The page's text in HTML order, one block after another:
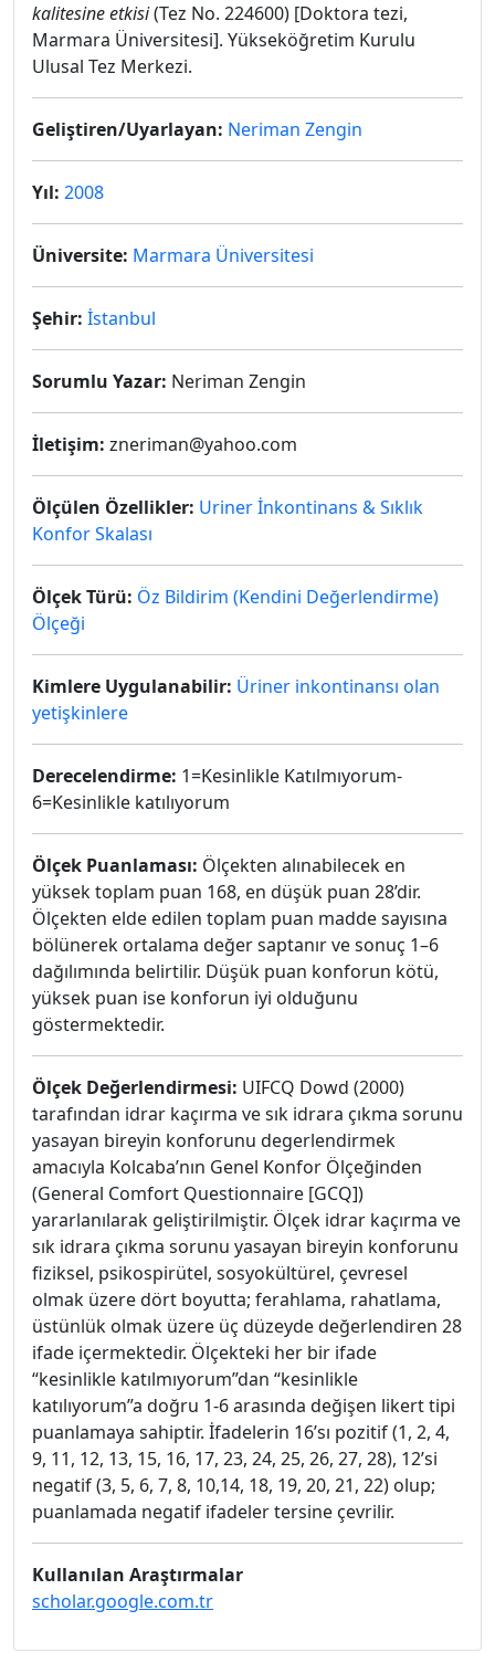
kalitesine etkisi(Tez No. 224600) [Doktora tezi,
Marmara Üniversitesi]. Yükseköğretim Kurulu
Ulusal Tez Merkezi.
Geliştiren/Uyarlayan: Neriman Zengin
Yıl: 2008
Üniversite: Marmara Üniversitesi
Şehir: İstanbul
Sorumlu Yazar: Neriman Zengin
İletişim: zneriman@yahoo.com
Ölçülen Özellikler: Uriner İnkontinans & Sıklık
Konfor Skalası
Ölçek Türü: Öz Bildirim (Kendini Değerlendirme)
Ölçeği
Kimlere Uygulanabilir: Üriner inkontinansı olan
yetişkinlere
Derecelendirme: 1=Kesinlikle Katılmıyorum-
6=Kesinlikle katılıyorum
Ölçek Puanlaması: Ölçekten alınabilecek en
yüksek toplam puan 168, en düşük puan 28’dir.
Ölçekten elde edilen toplam puan madde sayısına
bölünerek ortalama değer saptanır ve sonuç 1–6
dağılımında belirtilir. Düşük puan konforun kötü,
yüksek puan ise konforun iyi olduğunu
göstermektedir.
Ölçek Değerlendirmesi: UIFCQ Dowd (2000)
tarafından idrar kaçırma ve sık idrara çıkma sorunu
yasayan bireyin konforunu degerlendirmek
amacıyla Kolcaba’nın Genel Konfor Ölçeğinden
(General Comfort Questionnaire [GCQ])
yararlanılarak geliştirilmiştir. Ölçek idrar kaçırma ve
sık idrara çıkma sorunu yasayan bireyin konforunu
fiziksel, psikospirütel, sosyokültürel, çevresel
olmak üzere dört boyutta; ferahlama, rahatlama,
üstünlük olmak üzere üç düzeyde değerlendiren 28
ifade içermektedir. Ölçekteki her bir ifade
“kesinlikle katılmıyorum”dan “kesinlikle
katılıyorum”a doğru 1-6 arasında değişen likert tipi
puanlamaya sahiptir. İfadelerin 16’sı pozitif (1, 2, 4,
9, 11, 12, 13, 15, 16, 17, 23, 24, 25, 26, 27, 28), 12’si
negatif (3, 5, 6, 7, 8, 10,14, 18, 19, 20, 21, 22) olup;
puanlamada negatif ifadeler tersine çevrilir.
Kullanılan Araştırmalar
scholar.google.com.tr